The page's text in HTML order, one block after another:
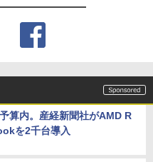
算内。産経新聞社がAMD R
を2千台導入